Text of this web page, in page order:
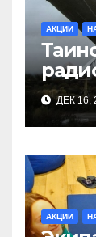
АКЦИИ
ДЕК 16,
АКЦИИ